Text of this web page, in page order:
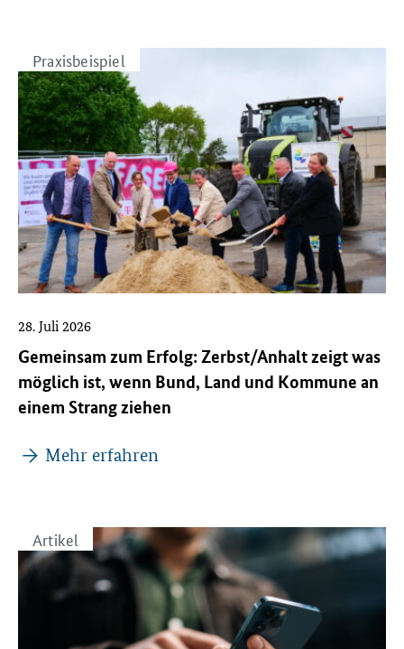
Praxisbeispiel
Gemeinsam zum Erfolg: Zerbst/Anhalt zeigt was
möglich ist, wenn Bund, Land und Kommune an
einem Strang ziehen
28. Juli 2026
Mehr erfahren
Artikel